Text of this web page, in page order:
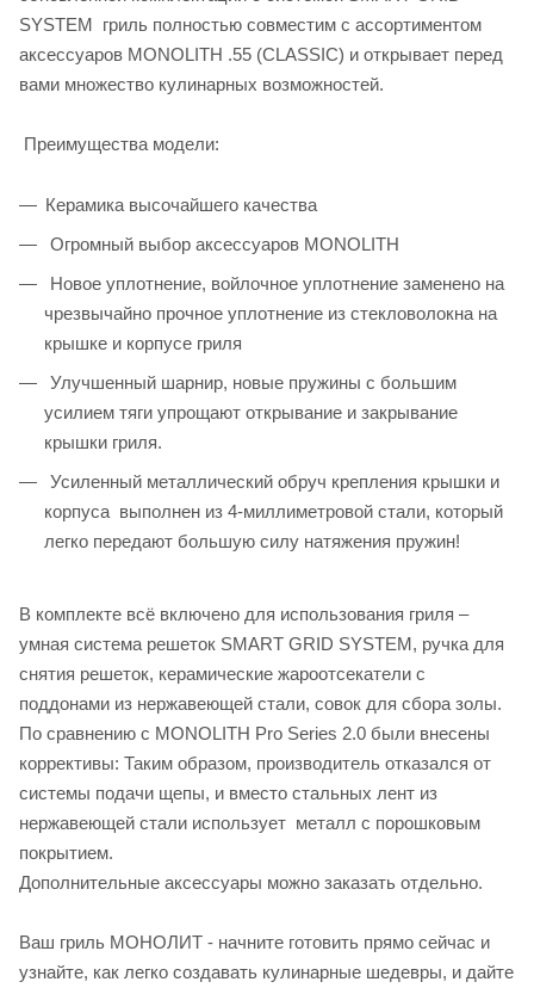
SYSTEM гриль полностью совместим с ассортиментом
аксессуаров MONOLITH .55 (CLASSIC) и открывает перед
вами множество кулинарных возможностей.
Преимущества модели:
Керамика высочайшего качества
Огромный выбор аксессуаров MONOLITH
Новое уплотнение, войлочное уплотнение заменено на
чрезвычайно прочное уплотнение из стекловолокна на
крышке и корпусе гриля
Улучшенный шарнир, новые пружины с большим
усилием тяги упрощают открывание и закрывание
крышки гриля.
Усиленный металлический обруч крепления крышки и
корпуса выполнен из 4-миллиметровой стали, который
легко передают большую силу натяжения пружин!
В комплекте всё включено для использования гриля –
умная система решеток SMART GRID SYSTEM, ручка для
снятия решеток, керамические жароотсекатели с
поддонами из нержавеющей стали, совок для сбора золы.
По сравнению с MONOLITH Pro Series 2.0 были внесены
коррективы: Таким образом, производитель отказался от
системы подачи щепы, и вместо стальных лент из
нержавеющей стали использует металл с порошковым
покрытием.
Дополнительные аксессуары можно заказать отдельно.
Ваш гриль МОНОЛИТ - начните готовить прямо сейчас и
узнайте, как легко создавать кулинарные шедевры, и дайте